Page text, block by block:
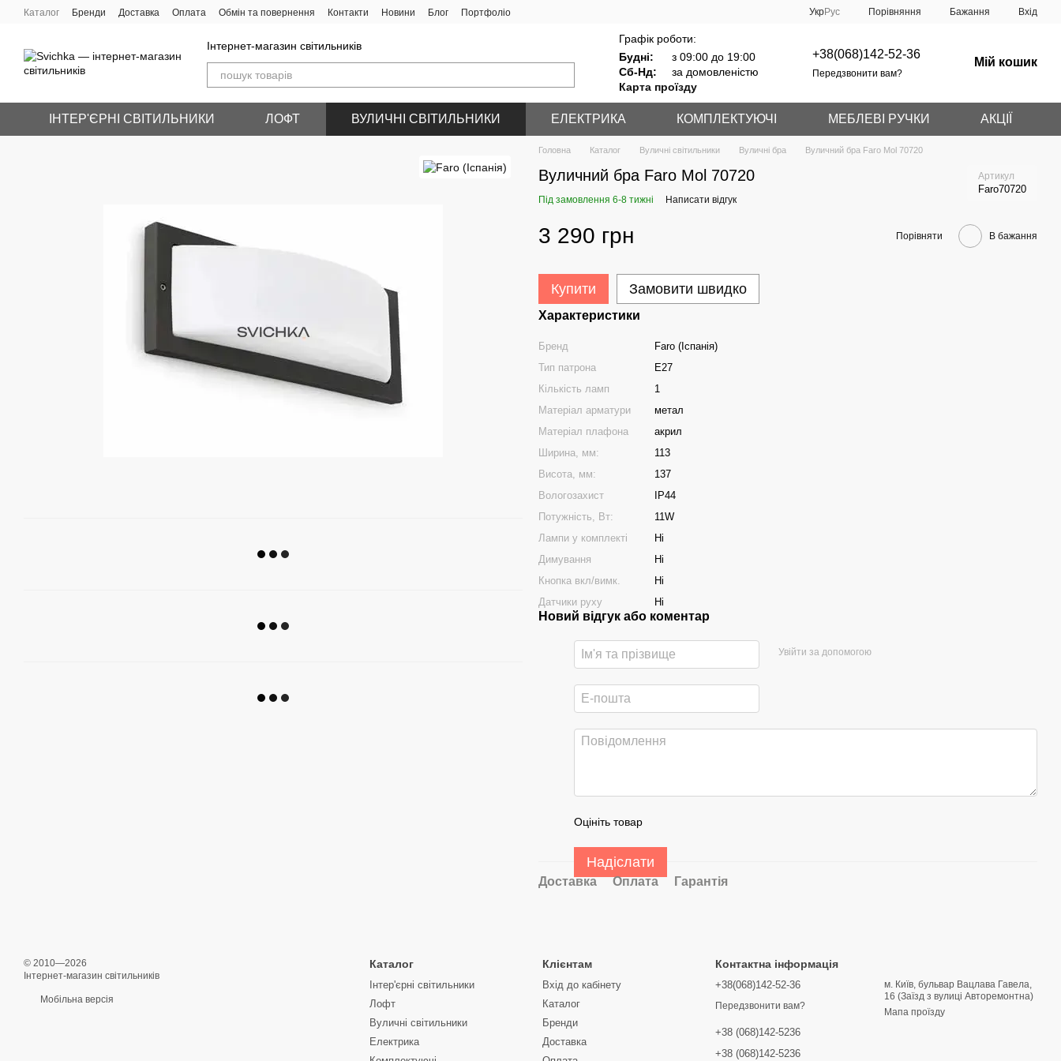
Перейти до основного контенту
Каталог Бренди Доставка Оплата Обмін та повернення Контакти Новини Блог Портфоліо УкрРус Порівняння Бажання Вхід
Інтернет-магазин світильників
Графік роботи:
Будні:
з 09:00 до 19:00
Сб-Нд:
за домовленістю
Карта проїзду
+38(068)142-52-36
Передзвонити вам?
Мій кошик
ІНТЕР'ЄРНІ СВІТИЛЬНИКИ ЛОФТ ВУЛИЧНІ СВІТИЛЬНИКИ ЕЛЕКТРИКА КОМПЛЕКТУЮЧІ МЕБЛЕВІ РУЧКИ АКЦІЇ
Головна Каталог Вуличні світильники Вуличні бра Вуличний бра Faro Mol 70720
Вуличний бра Faro Mol 70720 Артикул
Faro70720
Під замовлення 6-8 тижні Написати відгук
3 290 грн Порівняти В бажання
Купити Замовити швидко
Характеристики
Бренд
Faro (Іспанія)
Тип патрона
E27
Кількість ламп
1
Матеріал арматури
метал
Матеріал плафона
акрил
Ширина, мм:
113
Висота, мм:
137
Вологозахист
IP44
Потужність, Вт:
11W
Лампи у комплекті
Ні
Димування
Ні
Кнопка вкл/вимк.
Ні
Датчики руху
Ні
Новий відгук або коментар
Увійти за допомогою
Оцініть товар
Надіслати
Доставка Оплата Гарантія
© 2010—2026
Інтернет-магазин світильників
Мобільна версія
Каталог
Інтер'єрні світильники
Лофт
Вуличні світильники
Електрика
Клієнтам
Вхід до кабінету
Каталог
Бренди
Доставка
Контактна інформація
+38(068)142-52-36
Передзвонити вам?
+38 (068)142-5236
+38 (068)142-5236
м. Київ, бульвар Вацлава Гавела,
16 (Заїзд з вулиці Авторемонтна)
Мапа проїзду